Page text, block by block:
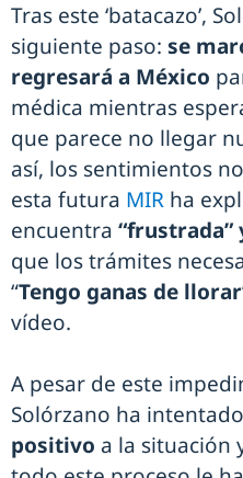
Tras este ‘batacazo’,
siguiente paso: se
regresará a México
médica mientras
que parece no llegar
así, los sentimientos
esta futura MIR ha
encuentra “frustrada”
que los trámites
“Tengo ganas de llorar
vídeo.
A pesar de este
Solórzano ha intentado
positivo a la situación